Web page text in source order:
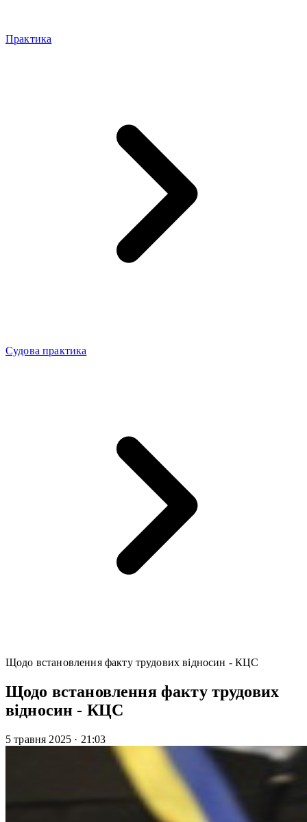
Практика
Судова практика
Щодо встановлення факту трудових відносин - КЦС
Щодо встановлення факту трудових
відносин - КЦС
5 травня 2025 · 21:03